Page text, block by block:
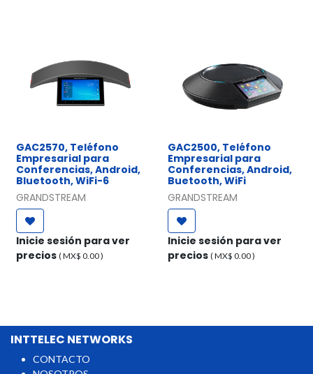
GAC2570, Teléfono
Empresarial para
Conferencias, Android,
Bluetooth, WiFi-6
GRANDSTREAM
Inicie sesión para ver
precios ( MX$ 0.00)
GAC2500, Teléfono
Empresarial para
Conferencias, Android,
Buetooth, WiFi
GRANDSTREAM
Inicie sesión para ver
precios ( MX$ 0.00)
INTTELEC NETWORKS
CONTACTO